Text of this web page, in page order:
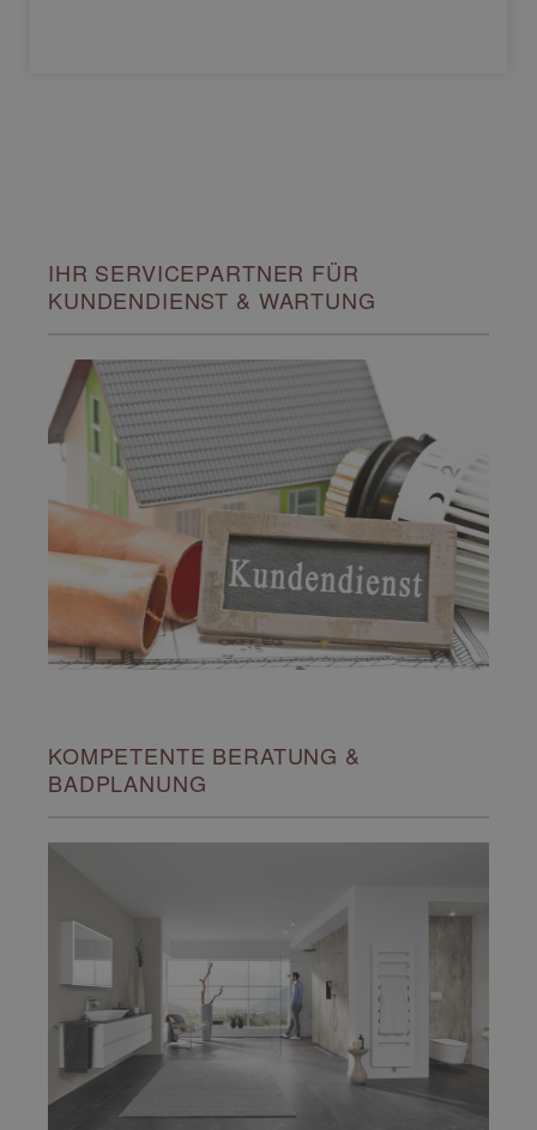
IHR SERVICEPARTNER FÜR
KUNDENDIENST & WARTUNG
KOMPETENTE BERATUNG &
BADPLANUNG